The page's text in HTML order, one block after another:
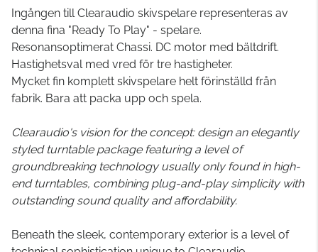
Ingången till Clearaudio skivspelare representeras av
denna fina "Ready To Play" - spelare.
Resonansoptimerat Chassi. DC motor med bältdrift.
Hastighetsval med vred för tre hastigheter.
Mycket fin komplett skivspelare helt förinställd från
fabrik. Bara att packa upp och spela.
Clearaudio's vision for the concept: design an elegantly
styled turntable package featuring a level of
groundbreaking technology usually only found in high-
end turntables, combining plug-and-play simplicity with
outstanding sound quality and affordability.
Beneath the sleek, contemporary exterior is a level of